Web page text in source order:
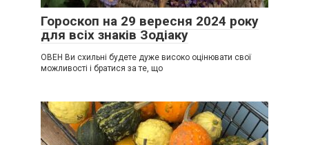
Гороскоп на 29 вересня 2024 року
для всіх знаків Зодіаку
ОВЕН Ви схильні будете дуже високо оцінювати свої
можливості і братися за те, що